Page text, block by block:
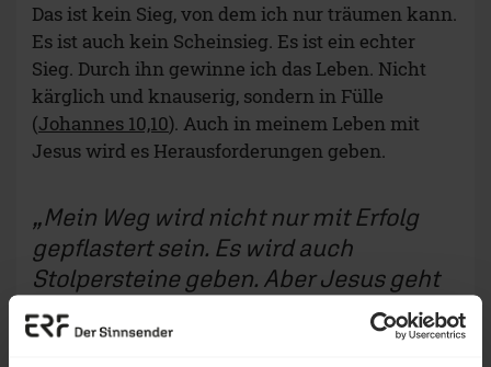
Das ist kein Sieg, von dem ich nur träumen kann.
Es ist auch kein Scheinsieg. Es ist ein echter
Sieg. Durch ihn gewinne ich das Leben. Nicht
kärglich und knauserig, sondern in Fülle
(Johannes 10,10). Auch in meinem Leben mit
Jesus wird es Herausforderungen geben.
Mein Weg wird nicht nur mit Erfolg
gepflastert sein. Es wird auch
Stolpersteine geben. Aber Jesus geht
mit. Er richtet mich auf, wo ich falle. Er
zeigt mir einen Weg, den ich gehen